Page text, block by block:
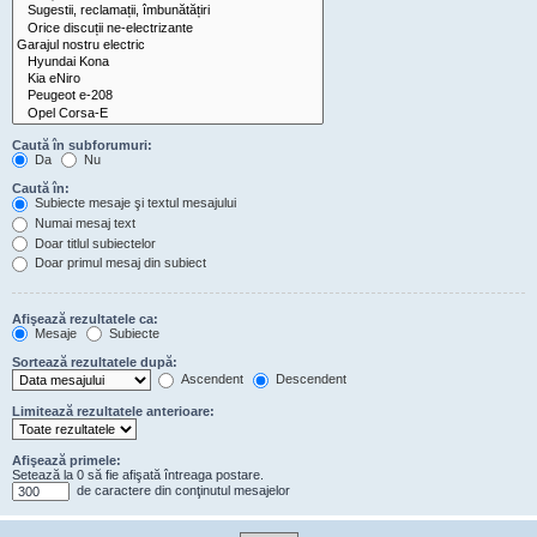
Caută în subforumuri:
Da
Nu
Caută în:
Subiecte mesaje şi textul mesajului
Numai mesaj text
Doar titlul subiectelor
Doar primul mesaj din subiect
Afişează rezultatele ca:
Mesaje
Subiecte
Sortează rezultatele după:
Ascendent
Descendent
Limitează rezultatele anterioare:
Afişează primele:
Setează la 0 să fie afişată întreaga postare.
de caractere din conţinutul mesajelor